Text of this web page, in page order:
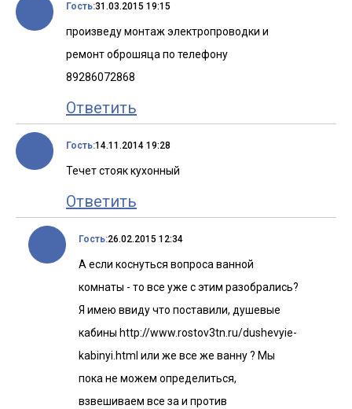
Гость:31.03.2015 19:15
произведу монтаж электропроводки и
ремонт оброшяца по телефону
89286072868
Ответить
Гость:14.11.2014 19:28
Течет стояк кухонный
Ответить
Гость:26.02.2015 12:34
А если коснуться вопроса ванной
комнаты - то все уже с этим разобрались?
Я имею ввиду что поставили, душевые
кабины http://www.rostov3tn.ru/dushevyie-
kabinyi.html или же все же ванну ? Мы
пока не можем определиться,
взвешиваем все за и против